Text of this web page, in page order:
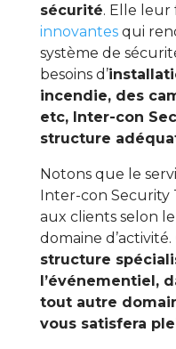
sécurité. Elle leur
innovantesqui
système de
besoins d’
incendie, des
etc, Inter-con
structure
Notons que le
Inter-con Security
aux clients selon
domaine d’activité.
structure
l’événementiel,
tout autre
vous satisfera